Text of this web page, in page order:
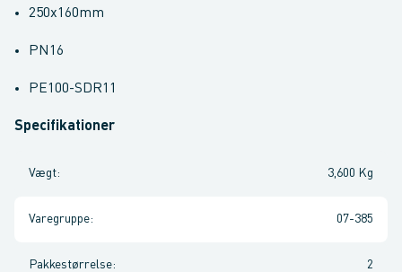
250x160mm
PN16
PE100-SDR11
Specifikationer
Vægt: 3,600 Kg
Varegruppe: 07-385
Pakkestørrelse: 2